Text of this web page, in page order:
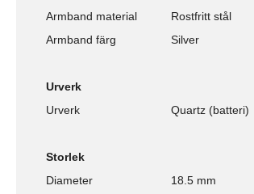
Armband material
Rostfritt stål
Armband färg
Silver
Urverk
Urverk
Quartz (batteri)
Storlek
Diameter
18.5 mm